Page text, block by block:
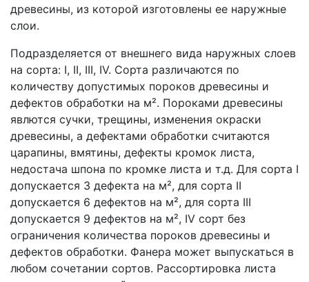
древесины, из которой изготовлены ее наружные
слои.
Подразделяется от внешнего вида наружных слоев
на сорта: I, II, III, IV. Сорта различаются по
количеству допустимых пороков древесины и
дефектов обработки на м². Пороками древесины
явлются сучки, трещины, изменения окраски
древесины, а дефектами обработки считаются
царапины, вмятины, дефекты кромок листа,
недостача шпона по кромке листа и т.д. Для сорта I
допускается 3 дефекта на м², для сорта II
допускается 6 дефектов на м², для сорта III
допускается 9 дефектов на м², IV сорт без
ограничения количества пороков древесины и
дефектов обработки. Фанера может выпускаться в
любом сочетании сортов. Рассортировка листа